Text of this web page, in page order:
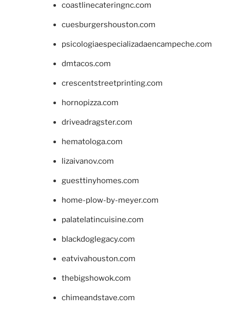
coastlinecateringnc.com
cuesburgershouston.com
psicologiaespecializadaencampeche.com
dmtacos.com
crescentstreetprinting.com
hornopizza.com
driveadragster.com
hematologa.com
lizaivanov.com
guesttinyhomes.com
home-plow-by-meyer.com
palatelatincuisine.com
blackdoglegacy.com
eatvivahouston.com
thebigshowok.com
chimeandstave.com